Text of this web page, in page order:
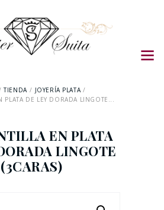
TIENDA
JOYERÍA PLATA
PLATA DE LEY DORADA LINGOTE...
EN PLATA
LINGOTE
(3CARAS)